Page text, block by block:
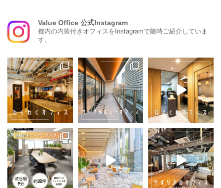
Value Office 公式Instagram
都内の内装付きオフィスをInstagramで随時ご紹介していま
す。